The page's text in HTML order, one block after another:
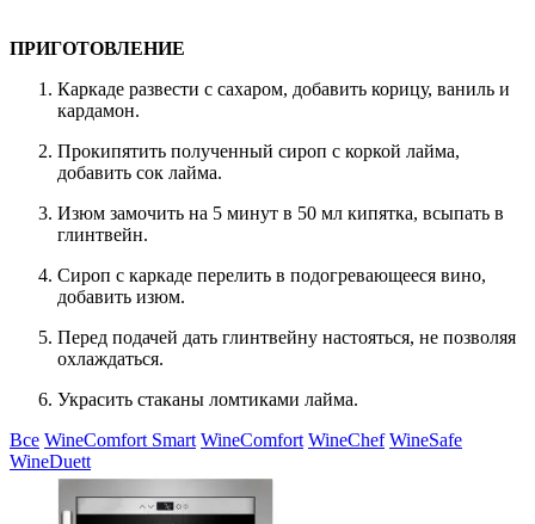
ПРИГОТОВЛЕНИЕ
Каркаде развести с сахаром, добавить корицу, ваниль и
кардамон.
Прокипятить полученный сироп с коркой лайма,
добавить сок лайма.
Изюм замочить на 5 минут в 50 мл кипятка, всыпать в
глинтвейн.
Сироп с каркаде перелить в подогревающееся вино,
добавить изюм.
Перед подачей дать глинтвейну настояться, не позволяя
охлаждаться.
Украсить стаканы ломтиками лайма.
Все WineComfort Smart WineComfort WineChef WineSafe
WineDuett